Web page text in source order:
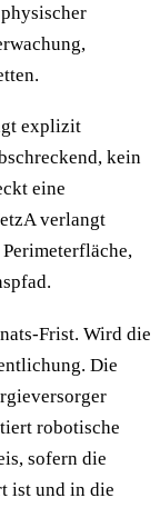
explizit
kein
eine
verlangt
Frist. Wird die
Die
robotische
sofern die
ist und in die